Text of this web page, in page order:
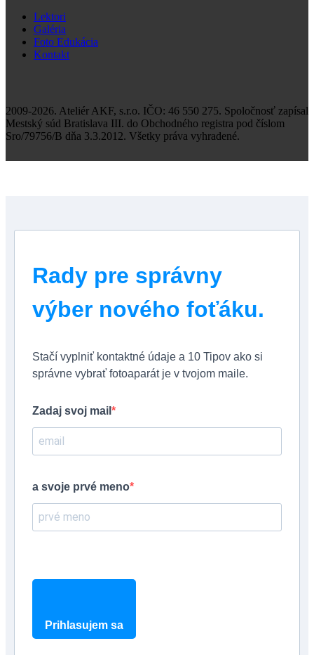
Lektori
Galéria
Foto Edukácia
Kontakt
2009-2026. Ateliér AKF, s.r.o. IČO: 46 550 275. Spoločnosť zapísal
Mestský súd Bratislava III. do Obchodného registra pod číslom
Sro/79756/B dňa 3.3.2012. Všetky práva vyhradené.
Rady pre správny
výber nového foťáku.
Stačí vyplniť kontaktné údaje a 10 Tipov ako si
správne vybrať fotoaparát je v tvojom maile.
Zadaj svoj mail
a svoje prvé meno
Prihlasujem sa